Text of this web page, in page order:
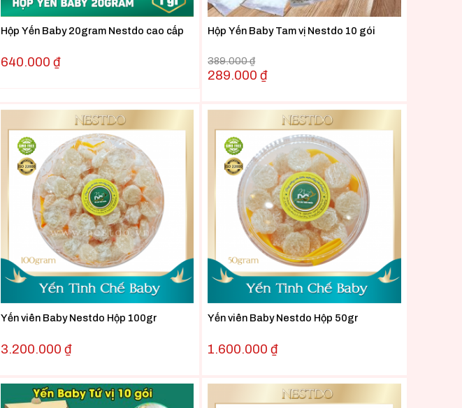
Hộp Yến Baby 20gram Nestdo cao cấp
640.000 ₫
Hộp Yến Baby Tam vị Nestdo 10 gói
389.000₫
289.000₫
Yến viên Baby Nestdo Hộp 100gr
3.200.000 ₫
Yến viên Baby Nestdo Hộp 50gr
1.600.000₫